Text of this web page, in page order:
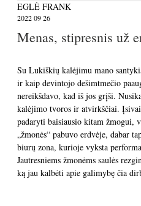
EGLĖ FRANK
2022 09 26
Menas, stipresnis už
Su Lukiškių kalėjimu mano
ir kaip devintojo dešimtmečio
nereikšdavo, kad iš jos grįši.
kalėjimo tvoros ir atvirkščiai.
padaryti baisiausio kitam žmogui,
„žmonės“ pabuvo erdvėje, dabar
biurų zona, kurioje vyksta
Jautresniems žmonėms saulės
ką jau kalbėti apie galimybę čia